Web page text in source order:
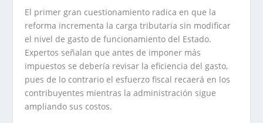
El primer gran cuestionamiento radica en que la
reforma incrementa la carga tributaria sin modificar
el nivel de gasto de funcionamiento del Estado.
Expertos señalan que antes de imponer más
impuestos se debería revisar la eficiencia del gasto,
pues de lo contrario el esfuerzo fiscal recaerá en los
contribuyentes mientras la administración sigue
ampliando sus costos.